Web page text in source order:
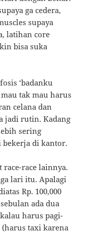
ga cedera,
supaya
latihan core
bisa suka
‘badanku
tak mau harus
celana dan
jadi rutin. Kadang
sering
bekerja di kantor.
race lainnya.
lari itu. Apalagi
Rp. 100,000
ada dua
harus pagi-
taxi karena